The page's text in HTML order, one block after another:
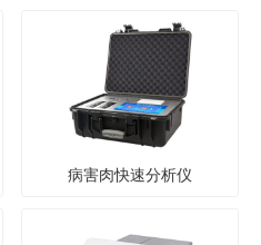
病害肉快速分析仪